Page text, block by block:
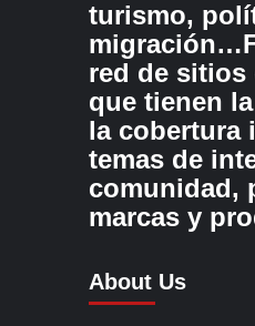
turismo,
red de sitios
que tienen
la cobertura
temas de
comunidad,
marcas y
About Us